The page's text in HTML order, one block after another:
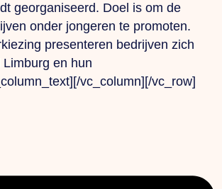
georganiseerd. Doel is om de
onder jongeren te promoten.
presenteren bedrijven zich
en hun
vc_column][/vc_row]